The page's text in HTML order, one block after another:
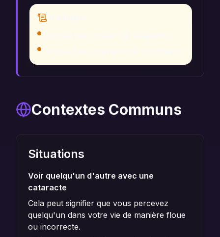
Contextes Communs
Situations
Voir quelqu'un d'autre avec une
cataracte
Cela peut signifier que vous percevez
quelqu'un dans votre vie de manière floue
ou incorrecte.